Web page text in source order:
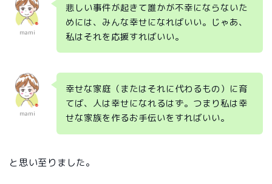
mami
悲しい事件が起きて誰かが不幸にならないた
めには、みんな幸せになればいい。じゃあ、
私はそれを応援すればいい。
mami
幸せな家庭（またはそれに代わるもの）に育
てば、人は幸せになれるはず。つまり私は幸
せな家族を作るお手伝いをすればいい。
と思い至りました。